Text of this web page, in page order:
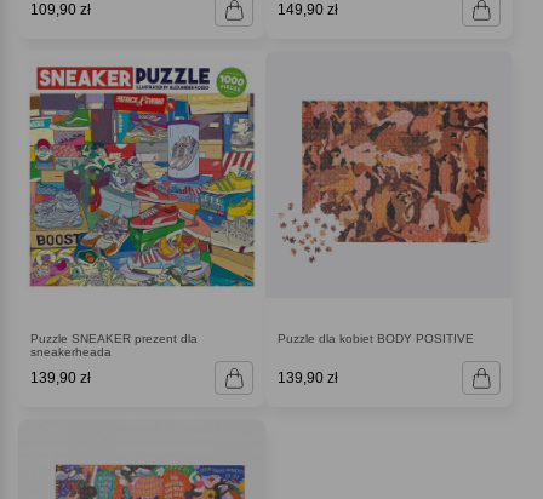
109,90 zł 149,90 zł
Puzzle SNEAKER prezent dla
sneakerheada
139,90 zł
Puzzle dla kobiet BODY POSITIVE
139,90 zł